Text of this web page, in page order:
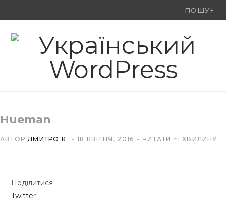
Ви
F
o
X
(
t
Y
o
e
Hueman
АВТОРДМИТРО К. 18 КВІТНЯ, 2016 ЧИТАТИ ~1 ХВИЛИНУ
Поділитися
Twitter